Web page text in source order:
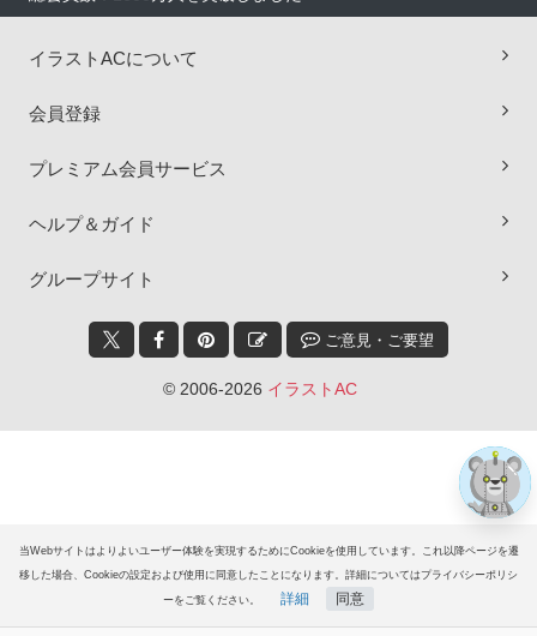
当Webサイトはよりよいユーザー体験を実現するためにCookieを使用しています。これ以降ページを遷
移した場合、Cookieの設定および使用に同意したことになります。詳細についてはプライバシーポリシ
ーをご覧ください。 詳細 同意
イラストACについて
会員登録
プレミアム会員サービス
ヘルプ＆ガイド
グループサイト
ご意見・ご要望
© 2006-2026 イラストAC